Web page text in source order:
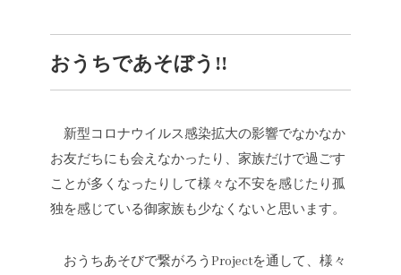
おうちであそぼう!!
新型コロナウイルス感染拡大の影響でなかなか
お友だちにも会えなかったり、家族だけで過ごす
ことが多くなったりして様々な不安を感じたり孤
独を感じている御家族も少なくないと思います。
おうちあそびで繋がろうProjectを通して、様々